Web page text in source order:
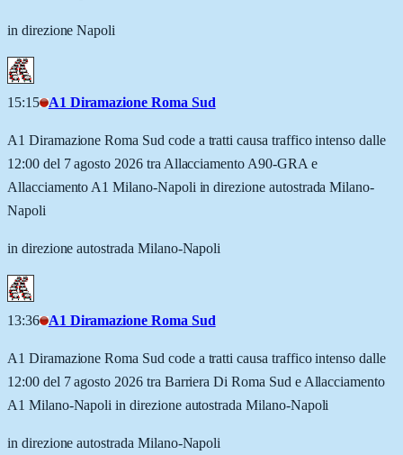
in direzione Napoli
15:15 A1 Diramazione Roma Sud
A1 Diramazione Roma Sud code a tratti causa traffico intenso dalle
12:00 del 7 agosto 2026 tra Allacciamento A90-GRA e
Allacciamento A1 Milano-Napoli in direzione autostrada Milano-
Napoli
in direzione autostrada Milano-Napoli
13:36 A1 Diramazione Roma Sud
A1 Diramazione Roma Sud code a tratti causa traffico intenso dalle
12:00 del 7 agosto 2026 tra Barriera Di Roma Sud e Allacciamento
A1 Milano-Napoli in direzione autostrada Milano-Napoli
in direzione autostrada Milano-Napoli